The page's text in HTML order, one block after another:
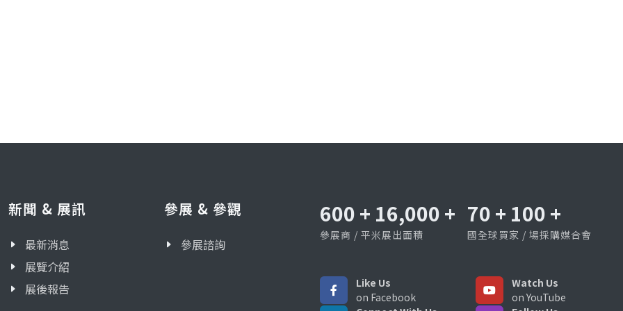
新聞 & 展訊
最新消息
展覽介紹
展後報告
參展 & 參觀
參展諮詢
600 + 16,000 +
參展商 / 平米展出面積
70 + 100 +
國全球買家 / 場採購媒合會
Like Us
on Facebook
Watch Us
on YouTube